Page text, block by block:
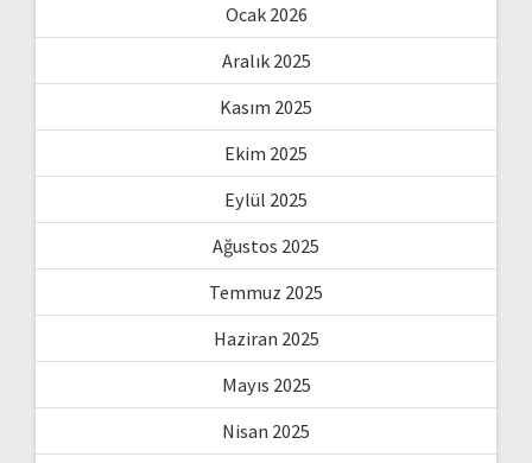
Ocak 2026
Aralık 2025
Kasım 2025
Ekim 2025
Eylül 2025
Ağustos 2025
Temmuz 2025
Haziran 2025
Mayıs 2025
Nisan 2025